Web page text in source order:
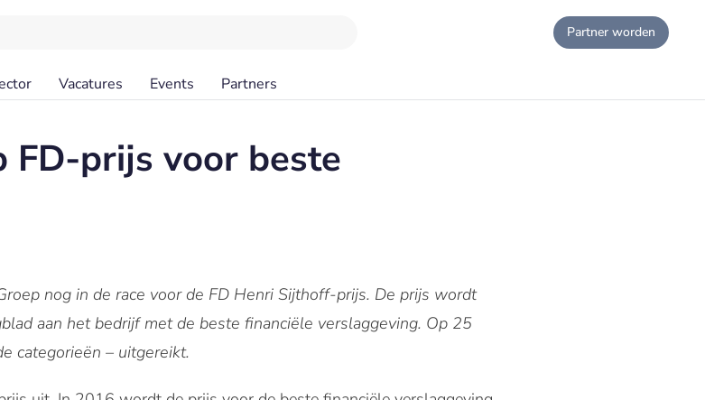
Partner worden
Vacatures Events Partners
FD-prijs voor beste
nog in de race voor de FD Henri Sijthoff-prijs. De prijs wordt
aan het bedrijf met de beste financiële verslaggeving. Op 25
categorieën – uitgereikt.